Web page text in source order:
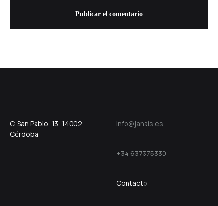
C. San Pablo, 13, 14002
Córdoba
info@janaís.es
+34 637375330
Contacto